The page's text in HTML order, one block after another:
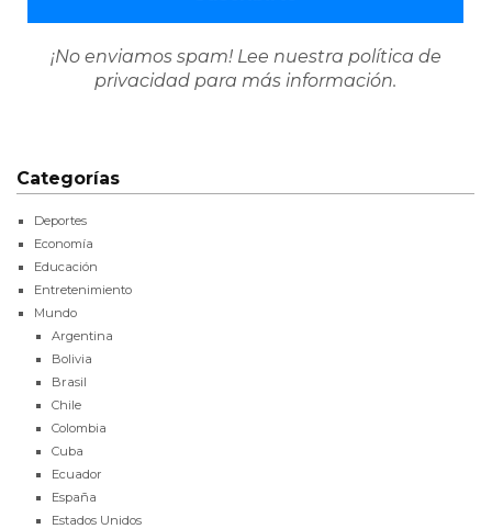
¡No enviamos spam! Lee nuestra política de
privacidad para más información.
Categorías
Deportes
Economía
Educación
Entretenimiento
Mundo
Argentina
Bolivia
Brasil
Chile
Colombia
Cuba
Ecuador
España
Estados Unidos